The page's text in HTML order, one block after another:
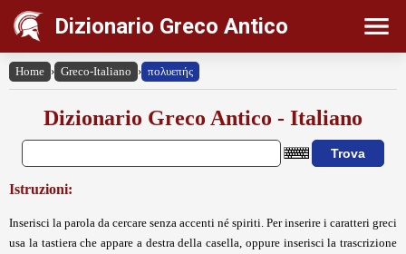
Dizionario Greco Antico
Home › Greco-Italiano › πολυεπής
Dizionario Greco Antico - Italiano
Istruzioni:
Inserisci la parola da cercare senza accenti né spiriti. Per inserire i caratteri greci
usa la tastiera che appare a destra della casella, oppure inserisci la trascrizione